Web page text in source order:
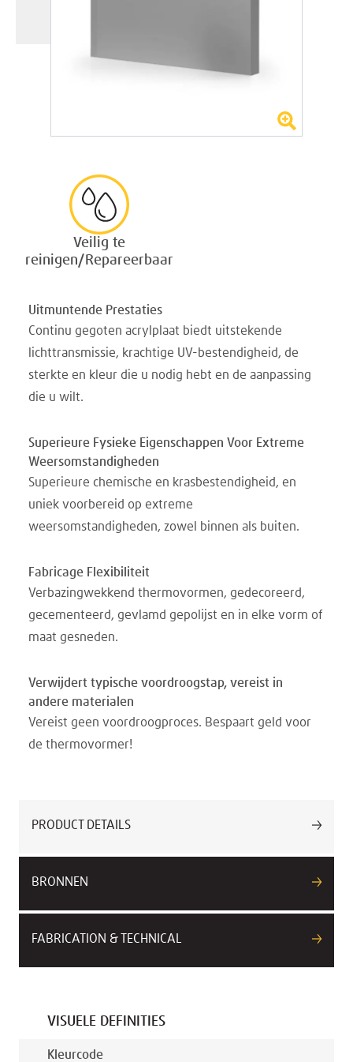
Veilig te
reinigen/Repareerbaar
Uitmuntende Prestaties
Continu gegoten acrylplaat biedt uitstekende
lichttransmissie, krachtige UV-bestendigheid, de
sterkte en kleur die u nodig hebt en de aanpassing
die u wilt.
Superieure Fysieke Eigenschappen Voor Extreme
Weersomstandigheden
Superieure chemische en krasbestendigheid, en
uniek voorbereid op extreme
weersomstandigheden, zowel binnen als buiten.
Fabricage Flexibiliteit
Verbazingwekkend thermovormen, gedecoreerd,
gecementeerd, gevlamd gepolijst en in elke vorm of
maat gesneden.
Verwijdert typische voordroogstap, vereist in
andere materialen
Vereist geen voordroogproces. Bespaart geld voor
de thermovormer!
PRODUCT DETAILS
BRONNEN
FABRICATION & TECHNICAL
VISUELE DEFINITIES
Kleurcode